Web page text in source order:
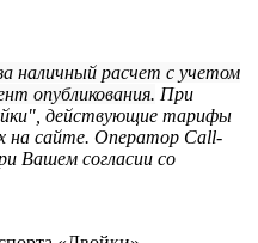
наличный расчет с учетом
опубликования. При
действующие тарифы
на сайте. Оператор Call-
Вашем согласии со